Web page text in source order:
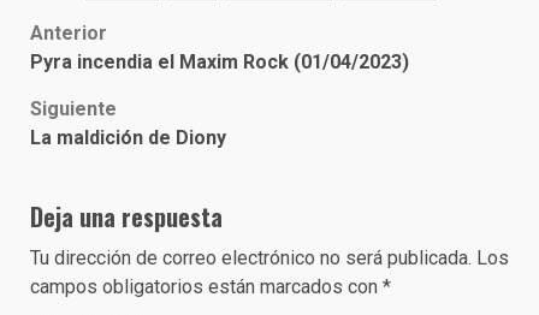
Post
navigation
Anterior
Pyra incendia el Maxim Rock (01/04/2023)
Siguiente
La maldición de Diony
Deja una respuesta
Tu dirección de correo electrónico no será publicada. Los
campos obligatorios están marcados con *